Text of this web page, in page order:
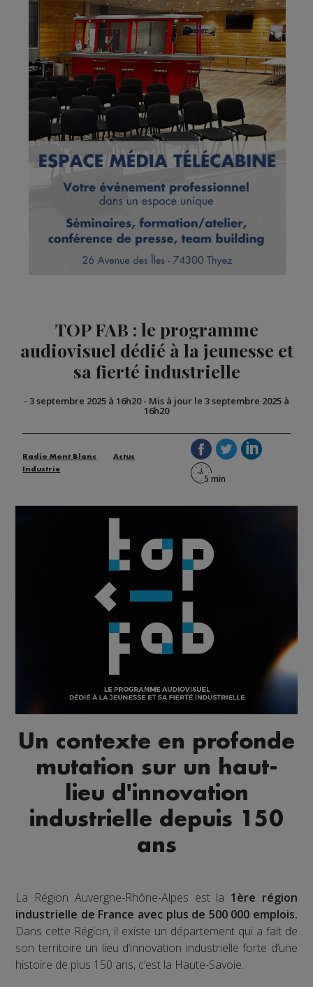
TOP FAB : le programme
audiovisuel dédié à la jeunesse et
sa fierté industrielle
- 3 septembre 2025 à 16h20- Mis à jour le 3 septembre 2025 à
16h20
Radio Mont Blanc
Actus
Industrie
Un contexte en profonde
mutation sur un haut-
lieu d'innovation
industrielle depuis 150
ans
La Région Auvergne-Rhône-Alpes est la 1ère région
industrielle de France avec plus de 500 000 emplois.
Dans cette Région, il existe un département qui a fait de
son territoire un lieu d’innovation industrielle forte d’une
histoire de plus 150 ans, c’est la Haute-Savoie.